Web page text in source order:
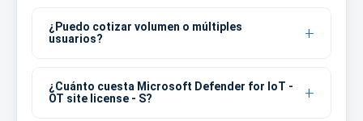
¿Puedo cotizar volumen o múltiples
usuarios?
¿Cuánto cuesta Microsoft Defender for IoT -
OT site license - S?